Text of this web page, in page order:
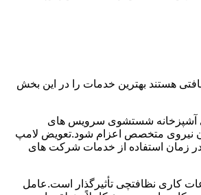
هستند بهترین خدمات را در این بخش
آشپزخانه شستشوی سرویس های
نیروی متخصص اعزام شود.تعویض لامپ
زمان استفاده از خدمات شرکت های
کاری نظافتچی تأثیرگذار است.عامل